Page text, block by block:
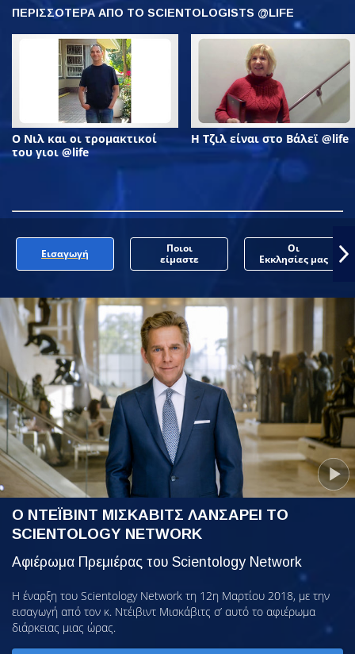
ΠΕΡΙΣΣΟΤΕΡΑ ΑΠΟ ΤΟ SCIENTOLOGISTS @LIFE
Ο Νιλ και οι τρομακτικοί
του γιοι @life
Η Τζιλ είναι στο Βάλεϊ @life
Εισαγωγή
Ποιοι
είμαστε
Οι
Εκκλησίες μας
Ο ΝΤΕΪΒΙΝΤ ΜΙΣΚΑΒΙΤΣ ΛΑΝΣΑΡΕΙ ΤΟ
SCIENTOLOGY NETWORK
Αφιέρωμα Πρεμιέρας του Scientology Network
Η έναρξη του Scientology Network τη 12η Μαρτίου 2018, με την
εισαγωγή από τον κ. Ντέιβιντ Μισκάβιτς σ’ αυτό το αφιέρωμα
διάρκειας μιας ώρας.